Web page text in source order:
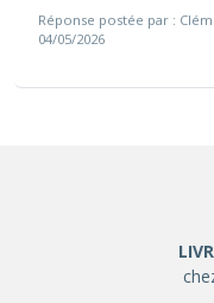
Réponse postée par :
04/05/2026